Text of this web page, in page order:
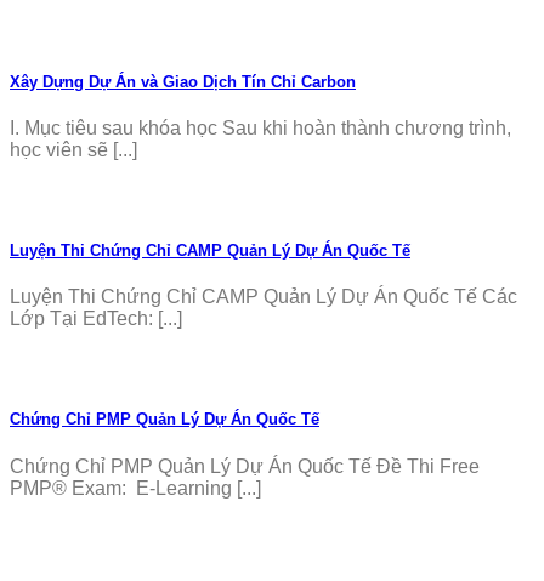
Xây Dựng Dự Án và Giao Dịch Tín Chỉ Carbon
I. Mục tiêu sau khóa học Sau khi hoàn thành chương trình,
học viên sẽ [...]
Luyện Thi Chứng Chỉ CAMP Quản Lý Dự Án Quốc Tế
Luyện Thi Chứng Chỉ CAMP Quản Lý Dự Án Quốc Tế Các
Lớp Tại EdTech: [...]
Chứng Chỉ PMP Quản Lý Dự Án Quốc Tế
Chứng Chỉ PMP Quản Lý Dự Án Quốc Tế Đề Thi Free
PMP® Exam: E-Learning [...]